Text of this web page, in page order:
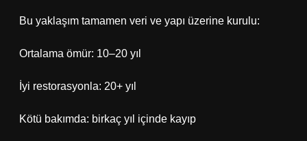
Bu yaklaşım tamamen veri ve yapı üzerine kurulu:
Ortalama ömür: 10–20 yıl
İyi restorasyonla: 20+ yıl
Kötü bakımda: birkaç yıl içinde kayıp